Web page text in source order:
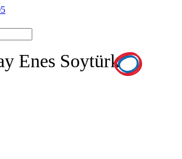
Enes Soytürk